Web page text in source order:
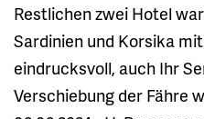
Restlichen zwei Hotel
Sardinien und Korsika
eindrucksvoll, auch Ihr
Verschiebung der Fähre